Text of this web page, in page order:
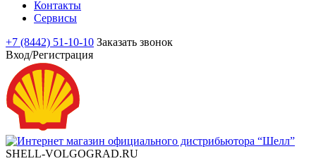
Контакты
Сервисы
+7 (8442) 51-10-10 Заказать звонок
Вход/Регистрация
SHELL-VOLGOGRAD.RU